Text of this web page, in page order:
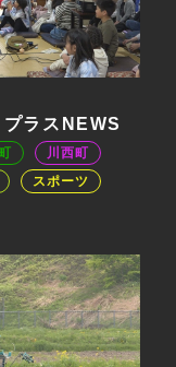
ラスNEWS
川西町
スポーツ